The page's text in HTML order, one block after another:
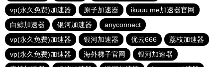
vp(永久免费)加速器
原子加速器
ikuuu.me加速器官网
白鲸加速器
银河加速器
anyconnect
vp(永久免费)加速器
银河加速器 优云666
荔枝加速器
vp(永久免费)加速器
海外梯子官网
银河加速器